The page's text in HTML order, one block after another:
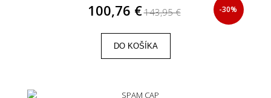
100,76 €143,95 € -30%
DO KOŠÍKA